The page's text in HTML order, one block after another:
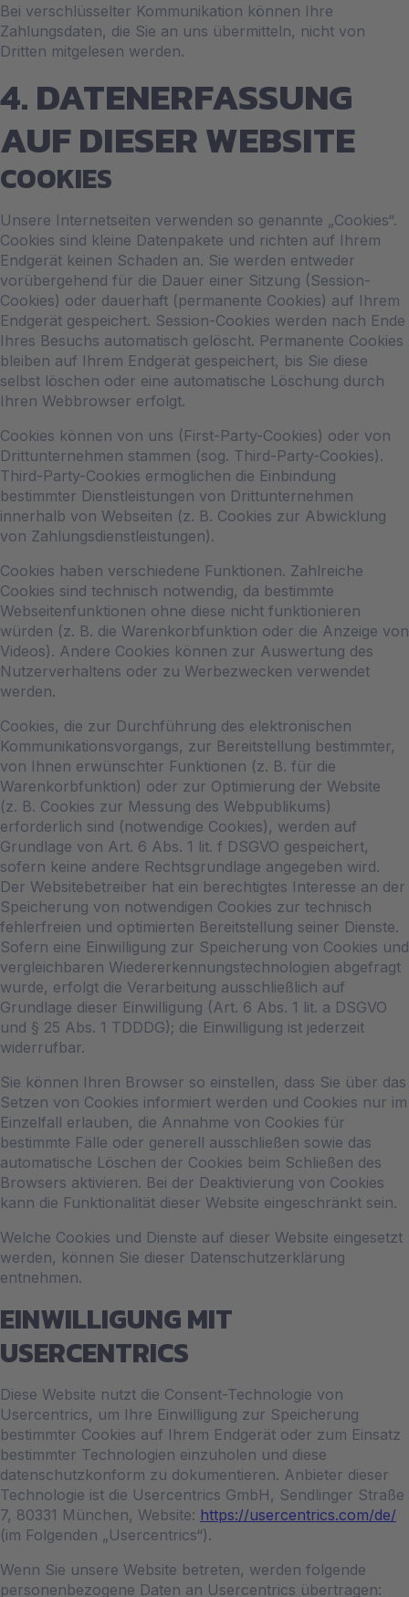
Bei verschlüsselter Kommunikation können Ihre
Zahlungsdaten, die Sie an uns übermitteln, nicht von
Dritten mitgelesen werden.
4. DATENERFASSUNG
AUF DIESER WEBSITE
COOKIES
Unsere Internetseiten verwenden so genannte „Cookies“.
Cookies sind kleine Datenpakete und richten auf Ihrem
Endgerät keinen Schaden an. Sie werden entweder
vorübergehend für die Dauer einer Sitzung (Session-
Cookies) oder dauerhaft (permanente Cookies) auf Ihrem
Endgerät gespeichert. Session-Cookies werden nach Ende
Ihres Besuchs automatisch gelöscht. Permanente Cookies
bleiben auf Ihrem Endgerät gespeichert, bis Sie diese
selbst löschen oder eine automatische Löschung durch
Ihren Webbrowser erfolgt.
Cookies können von uns (First-Party-Cookies) oder von
Drittunternehmen stammen (sog. Third-Party-Cookies).
Third-Party-Cookies ermöglichen die Einbindung
bestimmter Dienstleistungen von Drittunternehmen
innerhalb von Webseiten (z. B. Cookies zur Abwicklung
von Zahlungsdienstleistungen).
Cookies haben verschiedene Funktionen. Zahlreiche
Cookies sind technisch notwendig, da bestimmte
Webseitenfunktionen ohne diese nicht funktionieren
würden (z. B. die Warenkorbfunktion oder die Anzeige von
Videos). Andere Cookies können zur Auswertung des
Nutzerverhaltens oder zu Werbezwecken verwendet
werden.
Cookies, die zur Durchführung des elektronischen
Kommunikationsvorgangs, zur Bereitstellung bestimmter,
von Ihnen erwünschter Funktionen (z. B. für die
Warenkorbfunktion) oder zur Optimierung der Website
(z. B. Cookies zur Messung des Webpublikums)
erforderlich sind (notwendige Cookies), werden auf
Grundlage von Art. 6 Abs. 1 lit. f DSGVO gespeichert,
sofern keine andere Rechtsgrundlage angegeben wird.
Der Websitebetreiber hat ein berechtigtes Interesse an der
Speicherung von notwendigen Cookies zur technisch
fehlerfreien und optimierten Bereitstellung seiner Dienste.
Sofern eine Einwilligung zur Speicherung von Cookies und
vergleichbaren Wiedererkennungstechnologien abgefragt
wurde, erfolgt die Verarbeitung ausschließlich auf
Grundlage dieser Einwilligung (Art. 6 Abs. 1 lit. a DSGVO
und § 25 Abs. 1 TDDDG); die Einwilligung ist jederzeit
widerrufbar.
Sie können Ihren Browser so einstellen, dass Sie über das
Setzen von Cookies informiert werden und Cookies nur im
Einzelfall erlauben, die Annahme von Cookies für
bestimmte Fälle oder generell ausschließen sowie das
automatische Löschen der Cookies beim Schließen des
Browsers aktivieren. Bei der Deaktivierung von Cookies
kann die Funktionalität dieser Website eingeschränkt sein.
Welche Cookies und Dienste auf dieser Website eingesetzt
werden, können Sie dieser Datenschutzerklärung
entnehmen.
EINWILLIGUNG MIT
USERCENTRICS
Diese Website nutzt die Consent-Technologie von
Usercentrics, um Ihre Einwilligung zur Speicherung
bestimmter Cookies auf Ihrem Endgerät oder zum Einsatz
bestimmter Technologien einzuholen und diese
datenschutzkonform zu dokumentieren. Anbieter dieser
Technologie ist die Usercentrics GmbH, Sendlinger Straße
7, 80331 München, Website: https://usercentrics.com/de/
(im Folgenden „Usercentrics“).
Wenn Sie unsere Website betreten, werden folgende
personenbezogene Daten an Usercentrics übertragen: